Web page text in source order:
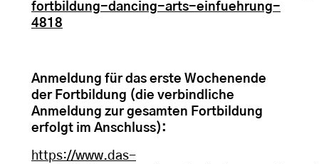
fortbildung-dancing-arts-einfuehrung-
4818
Anmeldung für das erste Wochenende
der Fortbildung (die verbindliche
Anmeldung zur gesamten Fortbildung
erfolgt im Anschluss):
https://www.das-